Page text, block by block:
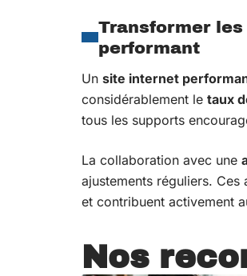
Transformer
performant
Un site internet
considérablement le taux
tous les supports
La collaboration avec une
ajustements réguliers.
et contribuent activement
Nos